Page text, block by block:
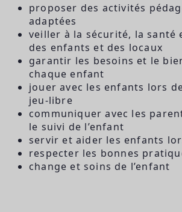
proposer des activités
adaptées
veiller à la sécurité, la santé
des enfants et des locaux
garantir les besoins et le
chaque enfant
jouer avec les enfants lors
jeu-libre
communiquer avec les
le suivi de l’enfant
servir et aider les enfants
respecter les bonnes
change et soins de l’enfant